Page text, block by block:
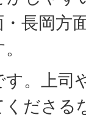
長岡方
。上司
ださる